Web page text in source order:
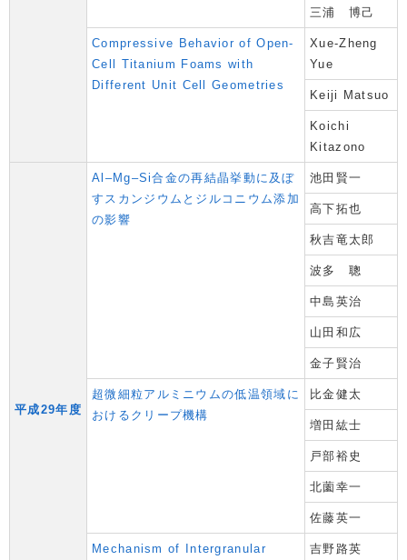
三浦 博己
Compressive Behavior of Open-
Cell Titanium Foams with
Different Unit Cell Geometries
Xue-Zheng
Yue
Keiji Matsuo
Koichi
Kitazono
平成29年度
Al–Mg–Si合金の再結晶挙動に及ぼ
すスカンジウムとジルコニウム添加
の影響
池田賢一
高下拓也
秋吉竜太郎
波多 聰
中島英治
山田和広
金子賢治
超微細粒アルミニウムの低温領域に
おけるクリープ機構
比金健太
増田紘士
戸部裕史
北薗幸一
佐藤英一
Mechanism of Intergranular
吉野路英